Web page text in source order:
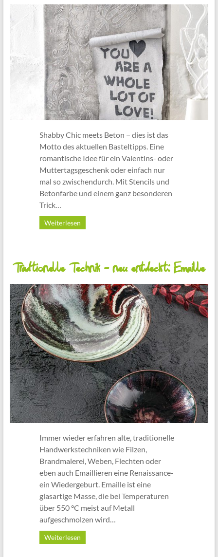
Shabby Chic meets Beton − dies ist das
Motto des aktuellen Basteltipps. Eine
romantische Idee für ein Valentins- oder
Muttertagsgeschenk oder einfach nur
mal so zwischendurch. Mit Stencils und
Betonfarbe und einem ganz besonderen
Trick…
Weiterlesen
Tradtionelle Technik – neu entdeckt: Emaille
Immer wieder erfahren alte, traditionelle
Handwerkstechniken wie Filzen,
Brandmalerei, Weben, Flechten oder
eben auch Emaillieren eine Renaissance-
ein Wiedergeburt. Emaille ist eine
glasartige Masse, die bei Temperaturen
über 550 °C meist auf Metall
aufgeschmolzen wird…
Weiterlesen